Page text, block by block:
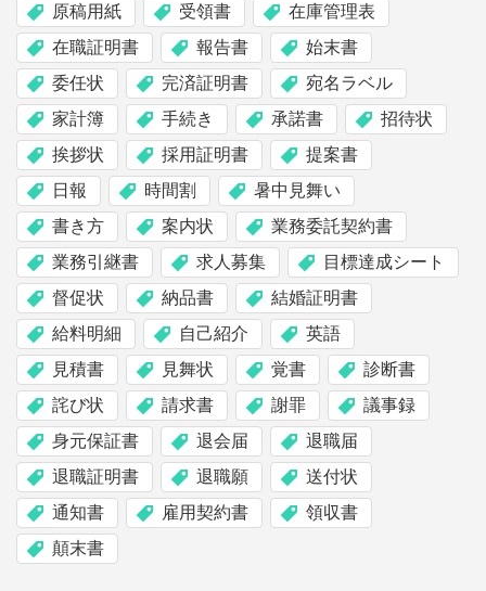
原稿用紙
受領書
在庫管理表
在職証明書
報告書
始末書
委任状
完済証明書
宛名ラベル
家計簿
手続き 承諾書
招待状
挨拶状
採用証明書
提案書
日報
時間割
暑中見舞い
書き方
案内状
業務委託契約書
業務引継書
求人募集
目標達成シート
督促状
納品書
結婚証明書
給料明細
自己紹介
英語
見積書
見舞状 覚書
診断書
詫び状
請求書 謝罪
議事録
身元保証書
退会届
退職届
退職証明書
退職願
送付状
通知書
雇用契約書
領収書
顛末書